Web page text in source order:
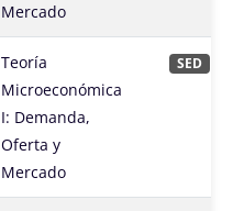
Mercado
Teoría
Microeconómica
I: Demanda,
Oferta y
Mercado
SED